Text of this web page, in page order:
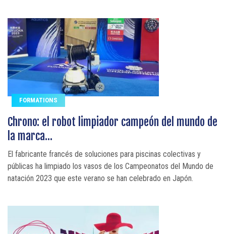
FORMATIONS
Chrono: el robot limpiador campeón del mundo de
la marca...
El fabricante francés de soluciones para piscinas colectivas y
públicas ha limpiado los vasos de los Campeonatos del Mundo de
natación 2023 que este verano se han celebrado en Japón.